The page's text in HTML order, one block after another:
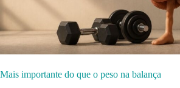
Mais importante do que o peso na balança